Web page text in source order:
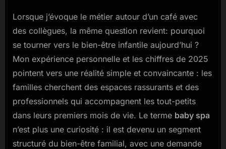
Lorsque j’évoque le métier autour d’un café avec
des collègues, la même question revient: pourquoi
se tourner vers le bien-être infantile aujourd’hui ?
Mon expérience personnelle et les chiffres de 2025
pointent vers une réalité simple et convaincante : les
familles cherchent des espaces rassurants et des
professionnels qui accompagnent les tout-petits
dans leurs premiers mois de vie. Le terme baby spa
n’est plus une curiosité : il est devenu un segment
structuré du bien-être familial, avec une demande